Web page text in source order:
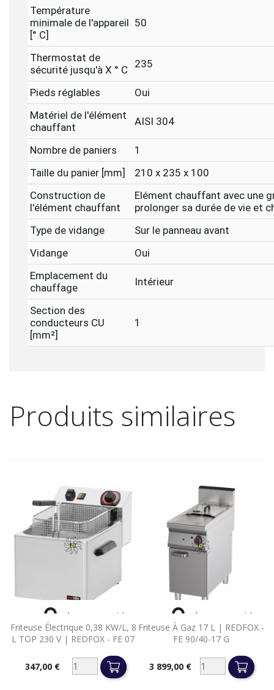
Température
minimale de l'appareil
[° C]
50
Thermostat de
sécurité jusqu'à X ° C 235
Pieds réglables
Oui
Matériel de l'élément
chauffant
AISI 304
Nombre de paniers
1
Taille du panier [mm]
210 x 235 x 100
Construction de
l'élément chauffant
Elément chauffant avec une
prolonger sa durée de vie et
Type de vidange
Sur le panneau avant
Vidange
Oui
Emplacement du
chauffage
Intérieur
Section des
conducteurs CU
[mm²]
1
Produits similaires
Friteuse Électrique 0,38 KW/l, 8
L TOP 230 V | REDFOX - FE 07
Prix347,00 €
 Aperçu rapide
Friteuse À Gaz 17 L | REDFOX -
FE 90/40-17 G
Prix3 899,00 €
 Aperçu rapide